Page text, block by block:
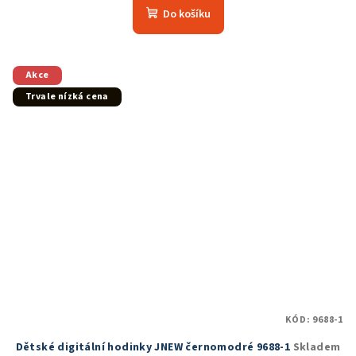
Do košíku
Akce
Trvale nízká cena
Dětské digitální hodinky JNEW černomodré 9688-1 Skladem
KÓD: 9688-1